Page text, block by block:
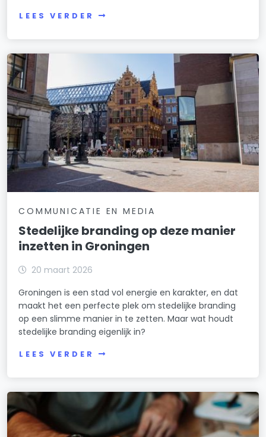
LEES VERDER
COMMUNICATIE EN MEDIA
Stedelijke branding op deze manier
inzetten in Groningen
20 maart 2026
Groningen is een stad vol energie en karakter, en dat
maakt het een perfecte plek om stedelijke branding
op een slimme manier in te zetten. Maar wat houdt
stedelijke branding eigenlijk in?
LEES VERDER